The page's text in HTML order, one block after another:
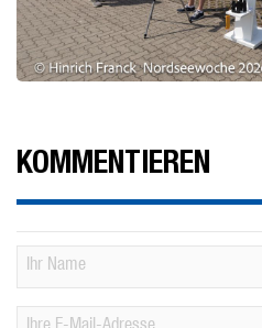
KOMMENTIEREN